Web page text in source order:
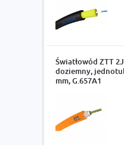
Światłowód ZTT
doziemny,
mm, G.657A1